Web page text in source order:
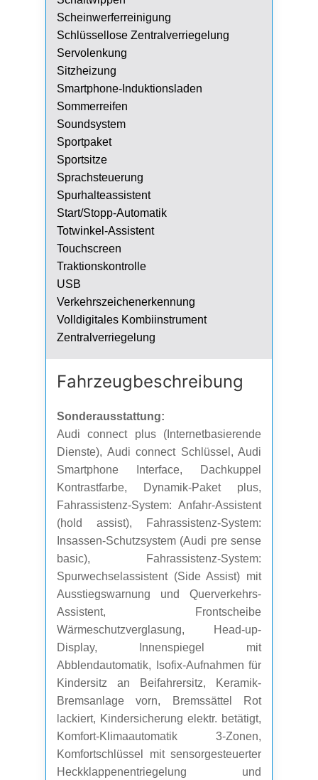
Scheinwerferreinigung
Schlüssellose Zentralverriegelung
Servolenkung
Sitzheizung
Smartphone-Induktionsladen
Sommerreifen
Soundsystem
Sportpaket
Sportsitze
Sprachsteuerung
Spurhalteassistent
Start/Stopp-Automatik
Totwinkel-Assistent
Touchscreen
Traktionskontrolle
USB
Verkehrszeichenerkennung
Volldigitales Kombiinstrument
Zentralverriegelung
Fahrzeug­beschreibung
Sonderausstattung:
Audi connect plus (Internetbasierende
Dienste), Audi connect Schlüssel, Audi
Smartphone Interface, Dachkuppel
Kontrastfarbe, Dynamik-Paket plus,
Fahrassistenz-System: Anfahr-Assistent
(hold assist), Fahrassistenz-System:
Insassen-Schutzsystem (Audi pre sense
basic), Fahrassistenz-System:
Spurwechselassistent (Side Assist) mit
Ausstiegswarnung und Querverkehrs-
Assistent, Frontscheibe
Wärmeschutzverglasung, Head-up-
Display, Innenspiegel mit
Abblendautomatik, Isofix-Aufnahmen für
Kindersitz an Beifahrersitz, Keramik-
Bremsanlage vorn, Bremssättel Rot
lackiert, Kindersicherung elektr. betätigt,
Komfort-Klimaautomatik 3-Zonen,
Komfortschlüssel mit sensorgesteuerter
Heckklappenentriegelung und